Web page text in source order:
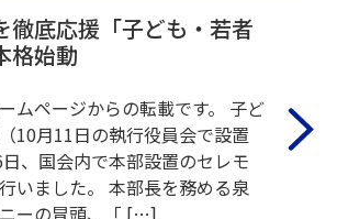
徹底応援「子ども・若者
格始動
ページからの転載です。 子ど
10月11日の執行役員会で設置
、国会内で本部設置のセレモ
いました。 本部長を務める泉
ーの冒頭、「 […]